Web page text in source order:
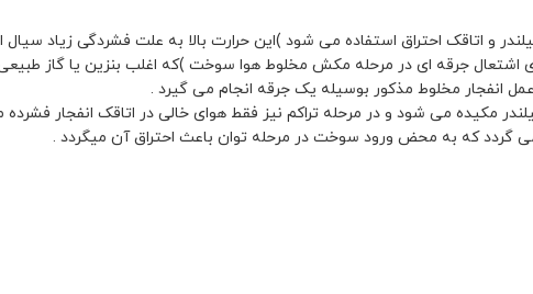
و اتاقک احتراق استفاده می شود )این حرارت بالا به علت فشردگی زیاد
اشتعال جرقه ای در مرحله مکش مخلوط هوا سوخت )که اغلب بنزین یا گاز
انفجار مخلوط مذکور بوسیله یک جرقه انجام می گیرد .
مکیده می شود و در مرحله تراکم نیز فقط هوای خالی در اتاقک انفجار
گردد که به محض ورود سوخت در مرحله توان باعث احتراق آن میگردد .